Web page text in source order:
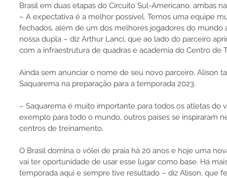
Brasil em duas etapas do Circuito Sul-Americano, ambas
– A expectativa é a melhor possível. Temos uma equipe
fechados, além de um dos melhores jogadores do
nossa dupla – diz Arthur Lanci, que ao lado do parceiro
com a infraestrutura de quadras e academia do Centro de
Ainda sem anunciar o nome de seu novo parceiro, Alison
Saquarema na preparação para a temporada 2023.
– Saquarema é muito importante para todos os atletas do
exemplo para todo o mundo, outros países se inspiraram
centros de treinamento.
O Brasil domina o vôlei de praia há 20 anos e hoje uma
vai ter oportunidade de usar esse lugar como base. Há
temporada aqui e sempre tive resultado – diz Alison, que